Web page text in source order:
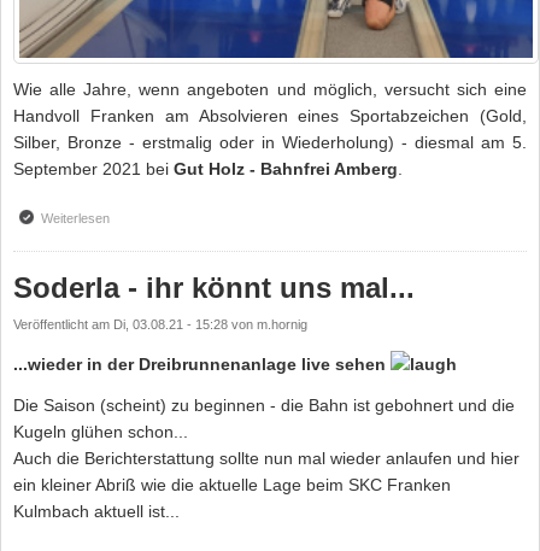
Wie alle Jahre, wenn angeboten und möglich, versucht sich eine
Handvoll Franken am Absolvieren eines Sportabzeichen (Gold,
Silber, Bronze - erstmalig oder in Wiederholung) - diesmal am 5.
September 2021 bei Gut Holz - Bahnfrei Amberg.
Weiterlesenüber Gold, Silber, Bronze - und eine Bestleistung
Soderla - ihr könnt uns mal...
Veröffentlicht am Di, 03.08.21 - 15:28 von m.hornig
...wieder in der Dreibrunnenanlage live sehen
Die Saison (scheint) zu beginnen - die Bahn ist gebohnert und die
Kugeln glühen schon...
Auch die Berichterstattung sollte nun mal wieder anlaufen und hier
ein kleiner Abriß wie die aktuelle Lage beim SKC Franken
Kulmbach aktuell ist...